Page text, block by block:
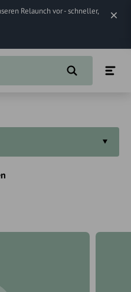
Relaunch vor - schneller,